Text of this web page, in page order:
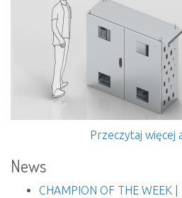
Przeczytaj więcej
News
CHAMPION OF THE WEEK